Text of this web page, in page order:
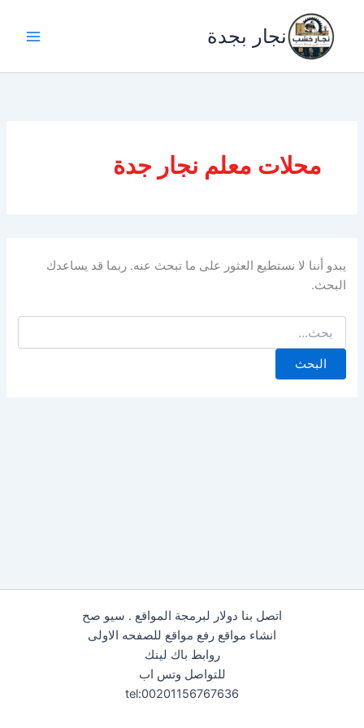
المحتوى
نجار بجدة
محلات معلم نجار جدة
يبدو أننا لا نستطيع العثور على ما تبحث عنه. ربما قد يساعدك
البحث.
عن:
اتصل بنا دولار لبرمجة المواقع . سيو صح
انشاء مواقع رفع مواقع للصفحه الاولى
روابط باك لينك
للتواصل وتس اب
tel:00201156767636